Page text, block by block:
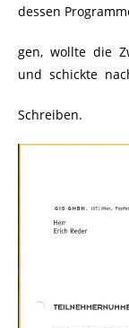
dessen
gen, wollte die
und schickte
Schreiben.